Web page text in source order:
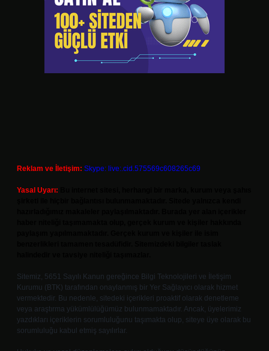
Reklam ve İletişim: Skype: live:.cid.575569c608265c69
Yasal Uyarı:
Sitemiz, 5651 Sayılı Kanun gereğince Bilgi Teknolojileri ve İletişim
Kurumu (BTK) tarafından onaylanmış bir Yer Sağlayıcı olarak hizmet
vermektedir. Bu nedenle, sitedeki içerikleri proaktif olarak denetleme
veya araştırma yükümlülüğümüz bulunmamaktadır. Ancak, üyelerimiz
yazdıkları içeriklerin sorumluluğunu taşımakta olup, siteye üye olarak bu
sorumluluğu kabul etmiş sayılırlar.